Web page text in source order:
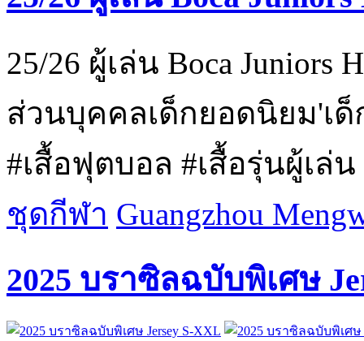
25/26 ผู้เล่น Boca
ส่วนบุคคลเด็กยอดนิยม'เด็
#เสื้อฟุตบอล #เสื้อรุ่นผู้เล่
ชุดกีฬา Guangzhou
2025 บราซิลฉบับพิเศษ